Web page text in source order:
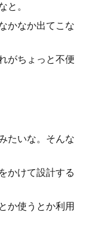
と。
かなか出てこな
がちょっと不便
たいな。そんな
かけて設計する
か使うとか利用